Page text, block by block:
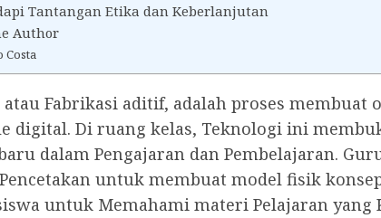
Tantangan Etika dan Keberlanjutan
Author
Costa
atau Fabrikasi aditif, adalah proses membuat
digital. Di ruang kelas, Teknologi ini
dalam Pengajaran dan Pembelajaran.
untuk membuat model fisik
untuk Memahami materi Pelajaran yang